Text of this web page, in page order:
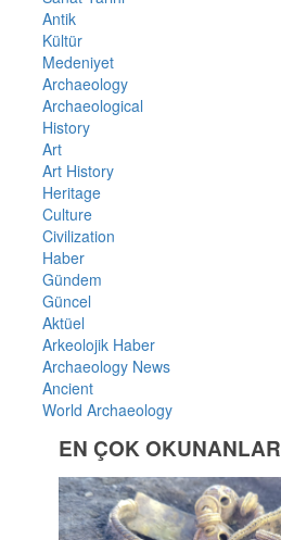
Antik
Kültür
Medeniyet
Archaeology
Archaeological
History
Art
Art History
Heritage
Culture
Civilization
Haber
Gündem
Güncel
Aktüel
Arkeolojik Haber
Archaeology News
Ancient
World Archaeology
EN ÇOK OKUNANLAR